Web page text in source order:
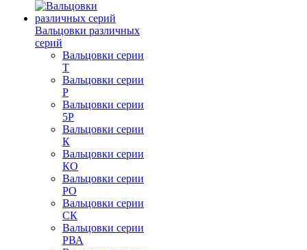
Вальцовки различных
серий
Вальцовки серии
Т
Вальцовки серии
Р
Вальцовки серии
5Р
Вальцовки серии
К
Вальцовки серии
КО
Вальцовки серии
РО
Вальцовки серии
СК
Вальцовки серии
РВА